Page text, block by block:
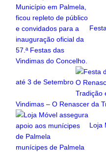
até 3 de Setembro
Vindimas – O Renascer da
Loja
munícipes de Palmela